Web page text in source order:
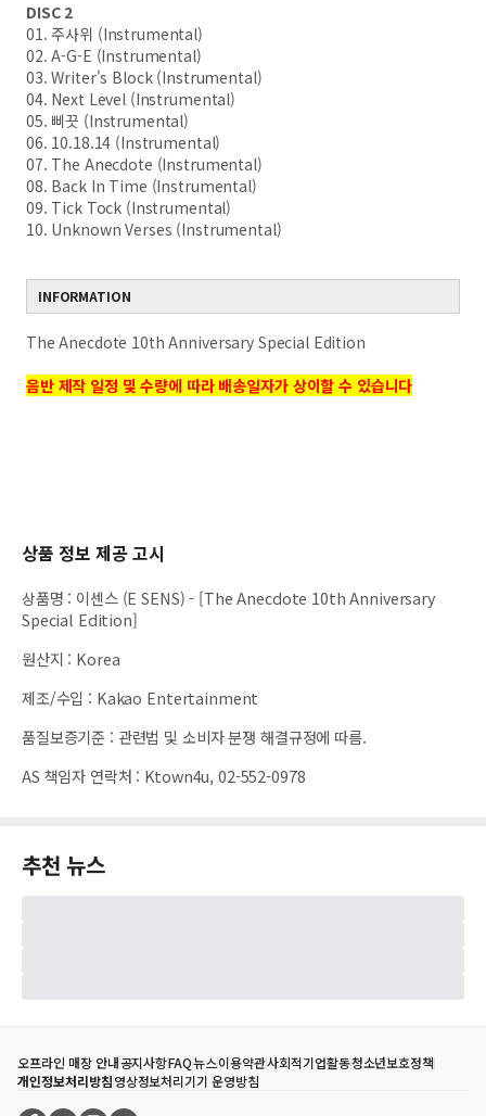
DISC 2
01. 주사위 (Instrumental)
02. A-G-E (Instrumental)
03. Writer's Block (Instrumental)
04. Next Level (Instrumental)
05. 삐끗 (Instrumental)
06. 10.18.14 (Instrumental)
07. The Anecdote (Instrumental)
08. Back In Time (Instrumental)
09. Tick Tock (Instrumental)
10. Unknown Verses (Instrumental)
INFORMATION
The Anecdote 10th Anniversary Special Edition
음반 제작 일정 및 수량에 따라 배송일자가 상이할 수 있습니다
상품 정보 제공 고시
상품명 : 이센스 (E SENS) - [The Anecdote 10th Anniversary
Special Edition]
원산지 : Korea
제조/수입 : Kakao Entertainment
품질보증기준 : 관련법 및 소비자 분쟁 해결규정에 따름.
AS 책임자 연락처 : Ktown4u, 02-552-0978
추천 뉴스
오프라인 매장 안내공지사항FAQ뉴스이용약관사회적기업활동청소년보호정책
개인정보처리방침영상정보처리기기 운영방침